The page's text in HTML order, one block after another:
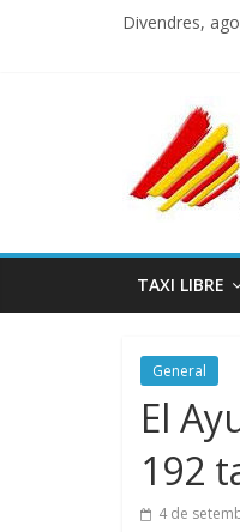
Divendres,
TAXI LIBRE
General
El
192
4 de